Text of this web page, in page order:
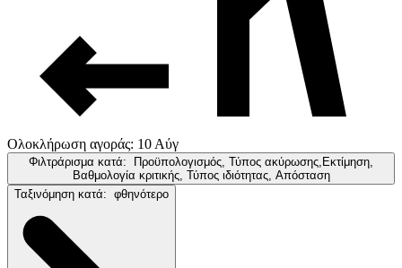
Ολοκλήρωση αγοράς: 10 Αύγ
Φιλτράρισμα κατά:
Προϋπολογισμός, Τύπος ακύρωσης,Εκτίμηση,
Βαθμολογία κριτικής, Τύπος ιδιότητας, Απόσταση
Ταξινόμηση κατά: φθηνότερο